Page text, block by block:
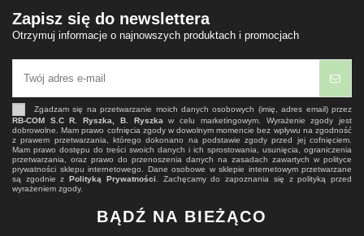
Zapisz się do newslettera
Otrzymuj informacje o najnowszych produktach i promocjach
Zgadzam się na przetwarzanie moich danych osobowych (imię, adres email) przez
RB-COM S.C R. Ryszka, B. Ryszka w celu marketingowym. Wyrażenie zgody jest
dobrowolne. Mam prawo cofnięcia zgody w dowolnym momencie bez wpływu na zgodność
z prawem przetwarzania, którego dokonano na podstawie zgody przed jej cofnięciem.
Mam prawo dostępu do treści swoich danych i ich sprostowania, usunięcia, ograniczenia
przetwarzania, oraz prawo do przenoszenia danych na zasadach zawartych w polityce
prywatności sklepu internetowego. Dane osobowe w sklepie internetowym przetwarzane
są zgodnie zPolityką Prywatności . Zachęcamy do zapoznania się z polityką przed
wyrażeniem zgody.
BĄDŹ NA BIEŻĄCO